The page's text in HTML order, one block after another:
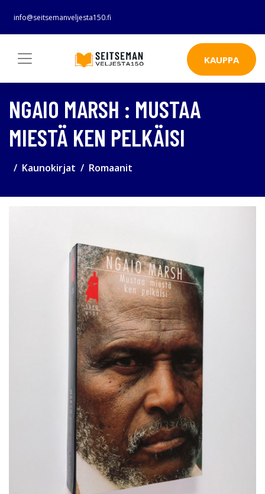
info@seitsemanveljesta150.fi
KAUPPA
NGAIO MARSH : MUSTAA
MIESTÄ KEN PELKÄISI
Kaunokirjat Romaanit